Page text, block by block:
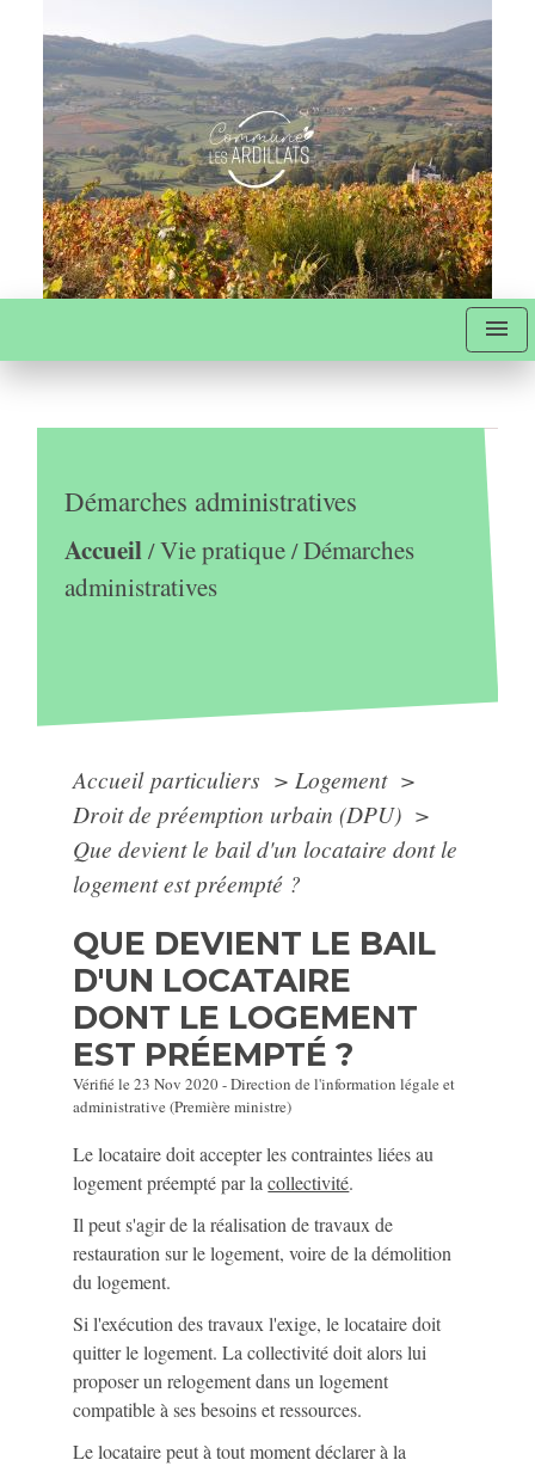
menu
Démarches administratives
Accueil/Vie pratique/Démarches
administratives
Accueil particuliers > Logement >
Droit de préemption urbain (DPU) >
Que devient le bail d'un locataire dont le
logement est préempté ?
QUE DEVIENT LE BAIL
D'UN LOCATAIRE
DONT LE LOGEMENT
EST PRÉEMPTÉ ?
Vérifié le 23 Nov 2020 - Direction de l'information légale et
administrative (Première ministre)
Le locataire doit accepter les contraintes liées au
logement préempté par lacollectivité.
Il peut s'agir de la réalisation de travaux de
restauration sur le logement, voire de la démolition
du logement.
Si l'exécution des travaux l'exige, le locataire doit
quitter le logement. La collectivité doit alors lui
proposer un relogement dans un logement
compatible à ses besoins et ressources.
Le locataire peut à tout moment déclarer à la